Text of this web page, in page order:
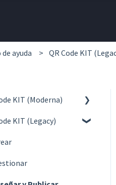
ayuda QR Code KIT
KIT (Moderna)
y Publicar
KIT (Legacy)